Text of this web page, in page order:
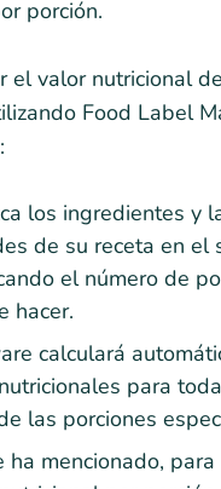
porción.
el valor nutricional
Food Label
los ingredientes y
de su receta en el
el número de
hacer.
calculará
para
las porciones
ha mencionado,